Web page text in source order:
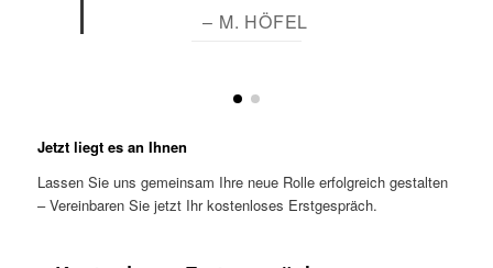
– M. HÖFEL
Jetzt liegt es an Ihnen
Lassen Sie uns gemeinsam Ihre neue Rolle erfolgreich gestalten
– Vereinbaren Sie jetzt Ihr kostenloses Erstgespräch.